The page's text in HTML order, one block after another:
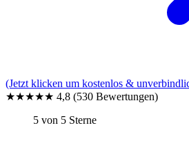
(Jetzt klicken um kostenlos &
★★★★★ 4,8 (530 Bewertungen)
5 von 5 Sterne